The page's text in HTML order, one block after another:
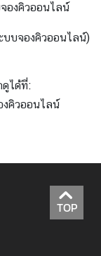
องคิวออนไลน์
บบจองคิวออนไลน์)
ดูได้ที่:
งคิวออนไลน์
TOP